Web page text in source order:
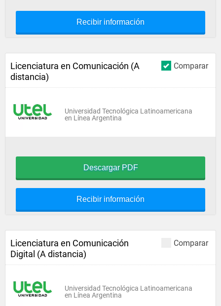
Recibir información
Comparar
Licenciatura en Comunicación (A
distancia)
Universidad Tecnológica Latinoamericana
en Línea Argentina
Descargar PDF
Recibir información
Comparar
Licenciatura en Comunicación
Digital (A distancia)
Universidad Tecnológica Latinoamericana
en Línea Argentina